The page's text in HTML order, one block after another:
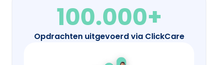
100.000+
Opdrachten uitgevoerd via ClickCare